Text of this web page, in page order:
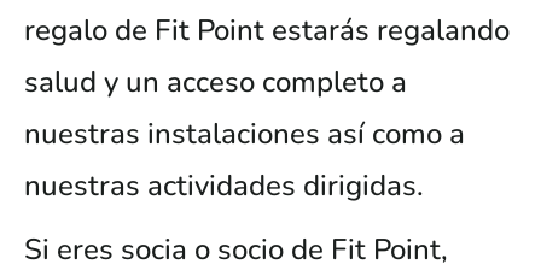
regalo de Fit Point estarás regalando
salud y un acceso completo a
nuestras instalaciones así como a
nuestras actividades dirigidas.
Si eres socia o socio de Fit Point,